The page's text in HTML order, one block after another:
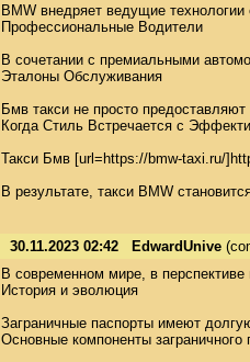
BMW внедряет ведущие
Профессиональные Водители
В сочетании с премиальными
Эталоны Обслуживания
Бмв такси не просто
Когда Стиль Встречается с
Такси Бмв [url=https://bmw-taxi.ru/
В результате, такси BMW
30.11.2023 02:42 EdwardUnive
В современном мире, в
История и эволюция
Заграничные паспорты имеют
Основные компоненты заграничного